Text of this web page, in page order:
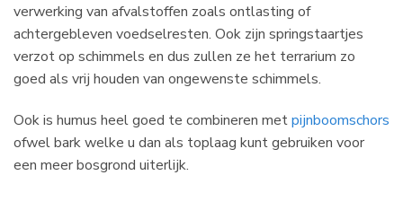
verwerking van afvalstoffen zoals ontlasting of
achtergebleven voedselresten. Ook zijn springstaartjes
verzot op schimmels en dus zullen ze het terrarium zo
goed als vrij houden van ongewenste schimmels.
Ook is humus heel goed te combineren metpijnboomschors
ofwel bark welke u dan als toplaag kunt gebruiken voor
een meer bosgrond uiterlijk.